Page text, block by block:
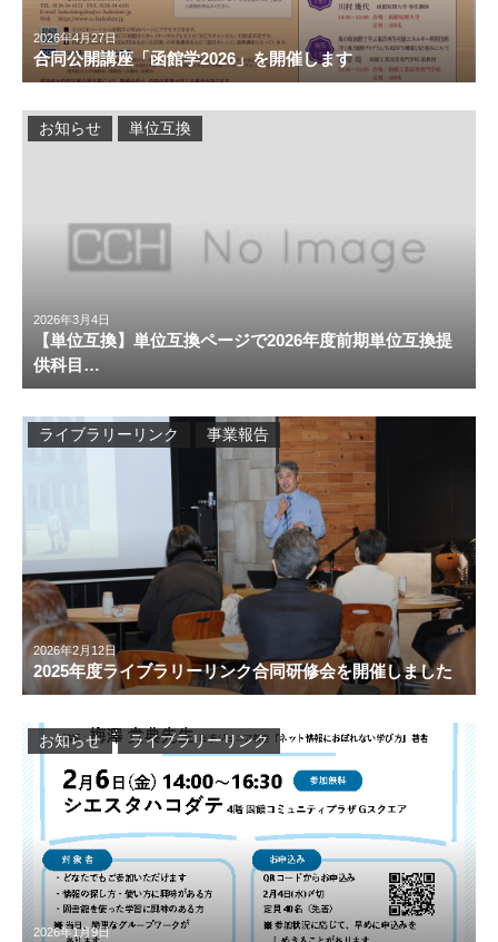
2026年4月27日
合同公開講座「函館学2026」を開催します
2026年3月4日
【単位互換】単位互換ページで2026年度前期単位互換提
供科目…
お知らせ 単位互換
2026年2月12日
2025年度ライブラリーリンク合同研修会を開催しました
ライブラリーリンク 事業報告
2026年1月9日
お知らせ ライブラリーリンク